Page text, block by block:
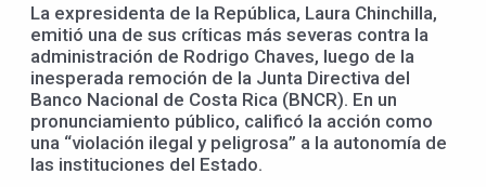
La expresidenta de la República, Laura Chinchilla,
emitió una de sus críticas más severas contra la
administración de Rodrigo Chaves, luego de la
inesperada remoción de la Junta Directiva del
Banco Nacional de Costa Rica (BNCR). En un
pronunciamiento público, calificó la acción como
una “violación ilegal y peligrosa” a la autonomía de
las instituciones del Estado.